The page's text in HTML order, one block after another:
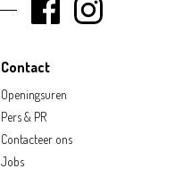
Contact
Openingsuren
Pers & PR
Contacteer ons
Jobs